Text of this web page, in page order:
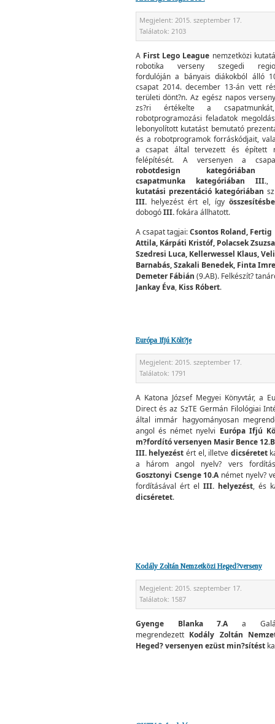
Megjelent: 2015. szeptember 17.
Találatok: 2103
A First Lego League nemzetközi
robotika verseny szegedi
fordulóján a bányais diákokból álló
csapat 2014. december 13-án vett
területi dönt?n. Az egész napos
zs?ri értékelte a
robotprogramozási feladatok
lebonyolított kutatást bemutató
és a robotprogramok forráskódjait,
a csapat által tervezett és épített
felépítését. A versenyen a
robotdesign
csapatmunka kategóriában III.,
kutatási prezentáció kategóriában
III. helyezést ért el, így
dobogóIII.fokára állhatott.
A csapat tagjai:Csontos Roland, Fertig
Attila, Kárpáti Kristóf, Polacsek
Szedresi Luca, Kellerwessel Klaus,
Barnabás, Szakali Benedek, Finta
Demeter Fábián (9.AB). Felkészít?
Jankay Éva, Kiss Róbert.
Európa Ifjú Költ?je
Megjelent: 2015. szeptember 17.
Találatok: 1791
A Katona József Megyei Könyvtár, a
Direct és az SzTE Germán Filológiai
által immár hagyományosan
angol és német nyelvi Európa Ifjú
m?fordító versenyen Masir Bence
III. helyezést ért el, illetve dicséretet
a három angol nyelv? vers
Gosztonyi Csenge 10.Anémet nyelv?
fordításával ért el III. helyezést, és
dicséretet.
Kodály Zoltán Nemzetközi Heged?verseny
Megjelent: 2015. szeptember 17.
Találatok: 1587
Gyenge Blanka 7.Aa
megrendezettKodály Zoltán
Heged? versenyen ezüst min?sítést